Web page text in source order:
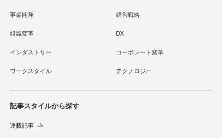
事業開発 経営戦略
組織変革 DX
インダストリー コーポレート変革
ワークスタイル テクノロジー
記事スタイルから探す
連載記事